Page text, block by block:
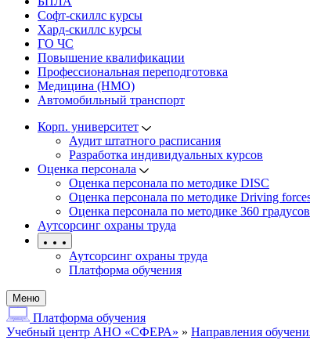
Софт-скиллс курсы
Хард-скиллс курсы
ГО ЧС
Повышение квалификации
Профессиональная переподготовка
Медицина (НМО)
Автомобильный транспорт
Корп. университет
Аудит штатного расписания
Разработка индивидуальных курсов
Оценка персонала
Оценка персонала по методике DISC
Оценка персонала по методике Driving
Оценка персонала по методике 360 градусов
Аутсорсинг охраны труда
Аутсорсинг охраны труда
Платформа обучения
Меню
Платформа обучения
Учебный центр АНО «СФЕРА» » Направления